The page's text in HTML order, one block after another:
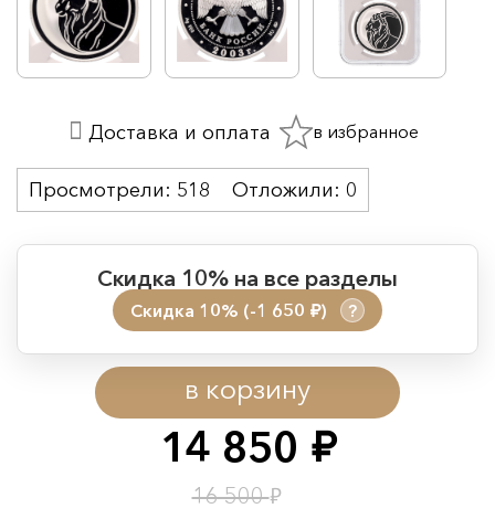
14 850 руб.
16 500₽
в корзину
Скидка 10% на все разделы
Скидка 10% (-1 650 руб.) ?
Период действия акции:
Начало:
08.08.2026 00:01
Окончание:
09.08.2026 23:59
Время до окончания:
Просмотрели: 518 Отложили: 0
Доставка и оплата в избранное